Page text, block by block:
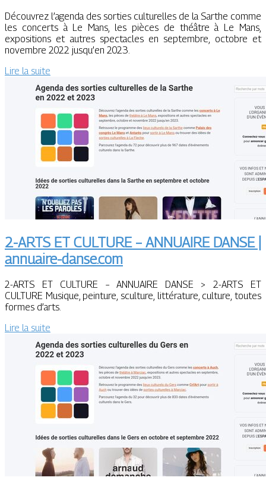
Découvrez l’agenda des sorties culturelles de la Sarthe comme
les concerts à Le Mans, les pièces de théâtre à Le Mans,
expositions et autres spectacles en septembre, octobre et
novembre 2022 jusqu’en 2023.
Lire la suite
2-ARTS ET CULTURE – ANNUAIRE DANSE |
annuaire-danse.com
2-ARTS ET CULTURE – ANNUAIRE DANSE > 2-ARTS ET
CULTURE Musique, peinture, sculture, littérature, culture, toutes
formes d’arts.
Lire la suite